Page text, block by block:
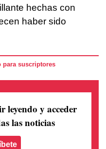
hechas con
haber sido
para suscriptores
leyendo y acceder
las noticias